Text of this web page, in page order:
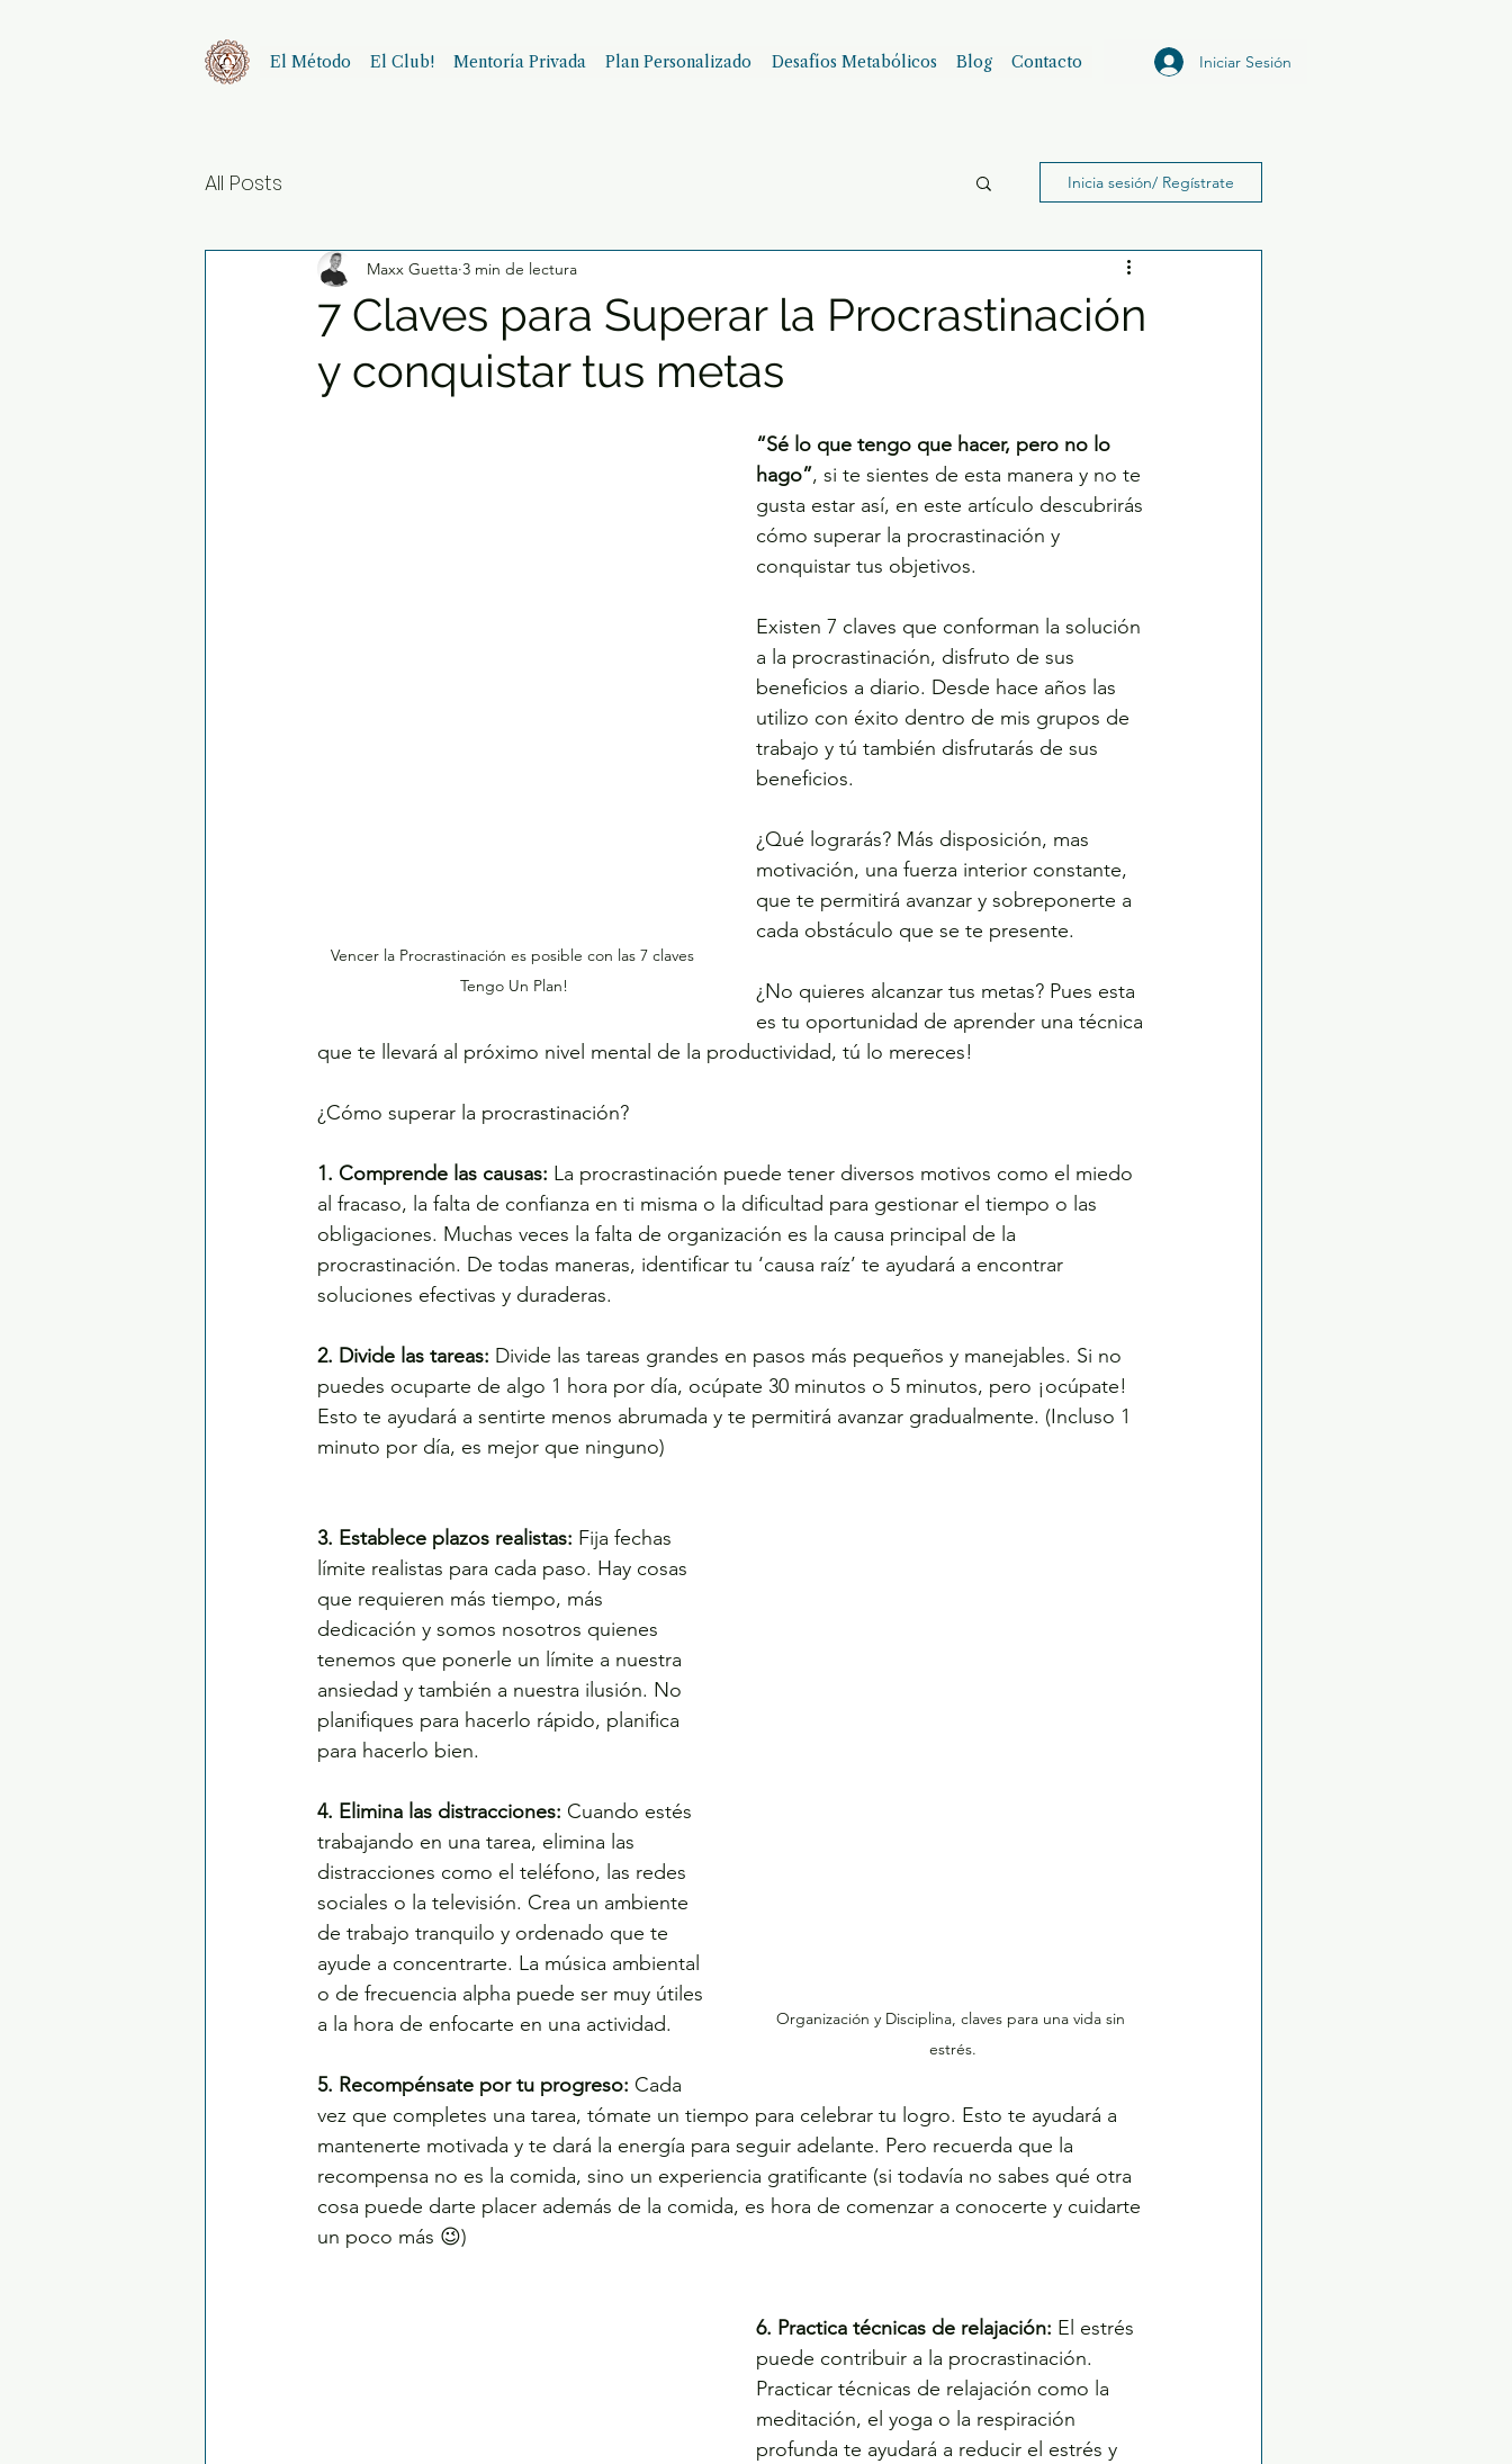
El Método El Club! Mentoría Privada Plan Personalizado Desafíos Metabólicos Blog Contacto Iniciar Sesión
All Posts Inicia sesión/ Regístrate
7 Claves para Superar la Procrastinación
y conquistar tus metas
Maxx Guetta 3 min de lectura
Vencer la Procrastinación es posible con las 7 claves
Tengo Un Plan!
“Sé lo que tengo que hacer, pero no lo
hago”, si te sientes de esta manera y no te
gusta estar así, en este artículo descubrirás
cómo superar la procrastinación y
conquistar tus objetivos.
Existen 7 claves que conforman la solución
a la procrastinación, disfruto de sus
beneficios a diario. Desde hace años las
utilizo con éxito dentro de mis grupos de
trabajo y tú también disfrutarás de sus
beneficios.
¿Qué lograrás? Más disposición, mas
motivación, una fuerza interior constante,
que te permitirá avanzar y sobreponerte a
cada obstáculo que se te presente.
¿No quieres alcanzar tus metas? Pues esta
es tu oportunidad de aprender una técnica
que te llevará al próximo nivel mental de la productividad, tú lo mereces!
¿Cómo superar la procrastinación?
1. Comprende las causas: La procrastinación puede tener diversos motivos como el miedo
al fracaso, la falta de confianza en ti misma o la dificultad para gestionar el tiempo o las
obligaciones. Muchas veces la falta de organización es la causa principal de la
procrastinación. De todas maneras, identificar tu ‘causa raíz’ te ayudará a encontrar
soluciones efectivas y duraderas.
2. Divide las tareas: Divide las tareas grandes en pasos más pequeños y manejables. Si no
puedes ocuparte de algo 1 hora por día, ocúpate 30 minutos o 5 minutos, pero ¡ocúpate!
Esto te ayudará a sentirte menos abrumada y te permitirá avanzar gradualmente. (Incluso 1
minuto por día, es mejor que ninguno)
Organización y Disciplina, claves para una vida sin
estrés.
3. Establece plazos realistas: Fija fechas
límite realistas para cada paso. Hay cosas
que requieren más tiempo, más
dedicación y somos nosotros quienes
tenemos que ponerle un límite a nuestra
ansiedad y también a nuestra ilusión. No
planifiques para hacerlo rápido, planifica
para hacerlo bien.
4. Elimina las distracciones: Cuando estés
trabajando en una tarea, elimina las
distracciones como el teléfono, las redes
sociales o la televisión. Crea un ambiente
de trabajo tranquilo y ordenado que te
ayude a concentrarte. La música ambiental
o de frecuencia alpha puede ser muy útiles
a la hora de enfocarte en una actividad.
5. Recompénsate por tu progreso: Cada
vez que completes una tarea, tómate un tiempo para celebrar tu logro. Esto te ayudará a
mantenerte motivada y te dará la energía para seguir adelante. Pero recuerda que la
recompensa no es la comida, sino un experiencia gratificante (si todavía no sabes qué otra
cosa puede darte placer además de la comida, es hora de comenzar a conocerte y cuidarte
un poco más 😉)
6. Practica técnicas de relajación: El estrés
puede contribuir a la procrastinación.
Practicar técnicas de relajación como la
meditación, el yoga o la respiración
profunda te ayudará a reducir el estrés y